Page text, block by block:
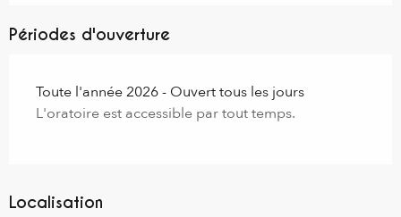
Périodes d'ouverture
Toute l'année 2026 - Ouvert tous les jours
L'oratoire est accessible par tout temps.
Localisation